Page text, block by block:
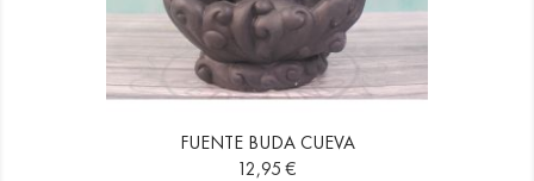
FUENTE BUDA CUEVA
Precio
12,95 €